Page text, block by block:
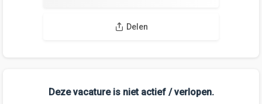
Delen
Deze vacature is niet actief / verlopen.